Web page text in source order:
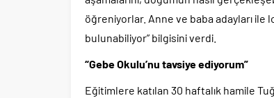
öğreniyorlar. Anne ve baba adayları ile
bulunabiliyor” bilgisini verdi.
“Gebe Okulu’nu tavsiye ediyorum”
Eğitimlere katılan 30 haftalık hamile